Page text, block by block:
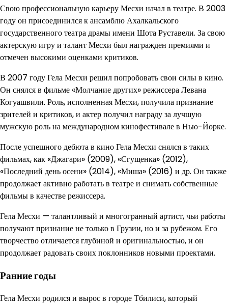
Свою профессиональную карьеру Месхи начал в театре. В 2003
году он присоединился к ансамблю Ахалкальского
государственного театра драмы имени Шота Руставели. За свою
актерскую игру и талант Месхи был награжден премиями и
отмечен высокими оценками критиков.
В 2007 году Гела Месхи решил попробовать свои силы в кино.
Он снялся в фильме «Молчание других» режиссера Левана
Когуашвили. Роль, исполненная Месхи, получила признание
зрителей и критиков, и актер получил награду за лучшую
мужскую роль на международном кинофестивале в Нью-Йорке.
После успешного дебюта в кино Гела Месхи снялся в таких
фильмах, как «Джагари» (2009), «Сгущенка» (2012),
«Последний день осени» (2014), «Миша» (2016) и др. Он также
продолжает активно работать в театре и снимать собственные
фильмы в качестве режиссера.
Гела Месхи — талантливый и многогранный артист, чьи работы
получают признание не только в Грузии, но и за рубежом. Его
творчество отличается глубиной и оригинальностью, и он
продолжает радовать своих поклонников новыми проектами.
Ранние годы
Гела Месхи родился и вырос в городе Тбилиси, который